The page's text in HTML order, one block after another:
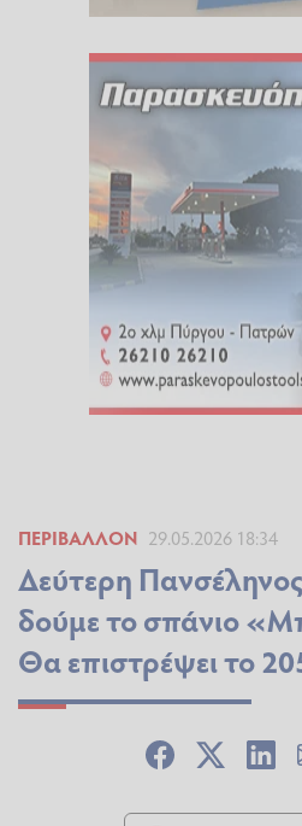
ΠΕΡΙΒΆΛΛΟΝ 29.05.2026 18:34
Δεύτερη
δούμε το σπάνιο
Θα επιστρέψει το